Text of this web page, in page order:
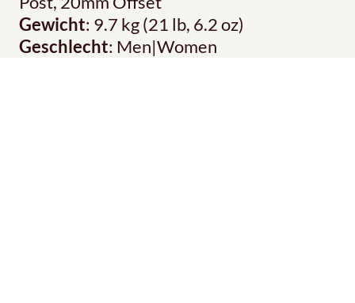
Gewicht: 9.7 kg (21 lb, 6.2 oz)
Geschlecht: Men|Women